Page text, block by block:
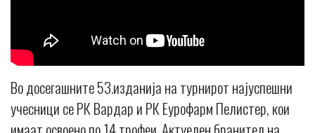
Во досегашните 53.изданија на турнирот најуспешни
учесници се РК Вардар и РК Еурофарм Пелистер, кои